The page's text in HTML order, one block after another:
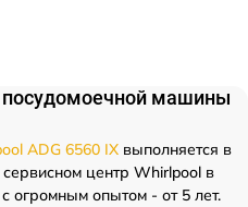
машины
ADG 6560 IX выполняется в
центр Whirlpool в
огромным опытом - от 5 лет.